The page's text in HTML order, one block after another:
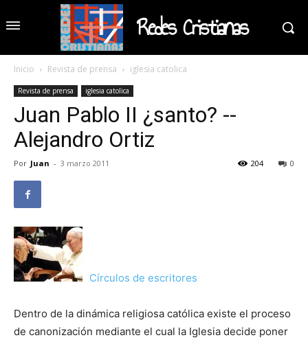
Redes Cristianas
Inicio Revista de prensa iglesia catolica
Revista de prensa iglesia catolica
Juan Pablo II ¿santo? --
Alejandro Ortiz
Por Juan - 3 marzo 2011 0
204
Círculos de escritores
Dentro de la dinámica religiosa católica existe el proceso
de canonización mediante el cual la Iglesia decide poner